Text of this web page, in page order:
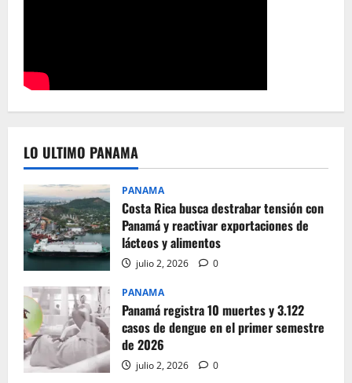
LO ULTIMO PANAMA
PANAMA
Costa Rica busca destrabar tensión con
Panamá y reactivar exportaciones de
lácteos y alimentos
julio 2, 2026 0
PANAMA
Panamá registra 10 muertes y 3.122
casos de dengue en el primer semestre
de 2026
julio 2, 2026 0